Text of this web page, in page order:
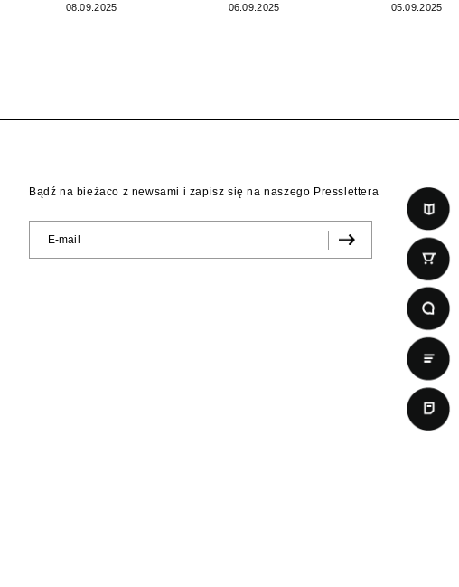
08.09.2025 06.09.2025 05.09.2025
Bądź na bieżaco z newsami i zapisz się na naszego Presslettera